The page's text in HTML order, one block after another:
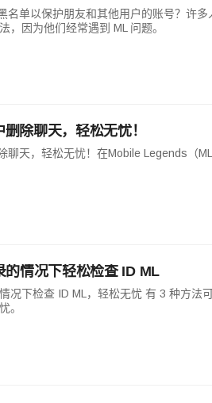
名单以保护朋友和其他用户的账号？许多
，因为他们经常遇到 ML 问题。
除聊天，轻松无忧！
聊天，轻松无忧！在Mobile Legends（
的情况下轻松检查 ID ML
况下检查 ID ML，轻松无忧 有 3 种方法
。